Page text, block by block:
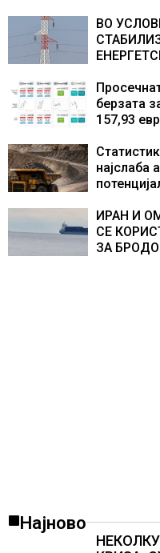
ВО
берзата
157,93
најслаба
ИРАН И
СЕ
ЗА
Најново